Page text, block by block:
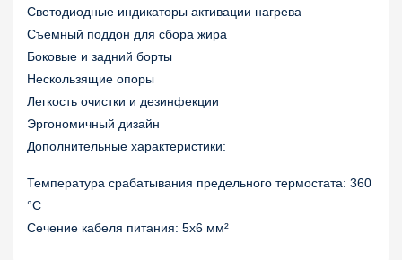
Светодиодные индикаторы активации нагрева
Съемный поддон для сбора жира
Боковые и задний борты
Нескользящие опоры
Легкость очистки и дезинфекции
Эргономичный дизайн
Дополнительные характеристики:
Температура срабатывания предельного термостата: 360
°С
Сечение кабеля питания: 5х6 мм²